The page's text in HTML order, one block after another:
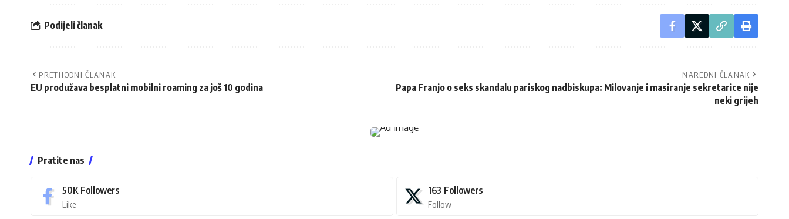
Podijeli članak
PRETHODNI ČLANAK
EU produžava besplatni mobilni roaming za još 10 godina
NAREDNI ČLANAK
Papa Franjo o seks skandalu pariskog nadbiskupa: Milovanje i masiranje sekretarice nije
neki grijeh
Pratite nas
50K Followers
Like
163 Followers
Follow